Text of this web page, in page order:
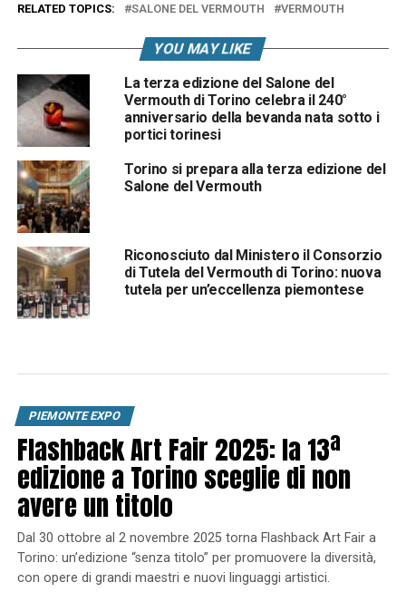
RELATED TOPICS: SALONE DEL VERMOUTH VERMOUTH
YOU MAY LIKE
La terza edizione del Salone del
Vermouth di Torino celebra il 240°
anniversario della bevanda nata sotto i
portici torinesi
Torino si prepara alla terza edizione del
Salone del Vermouth
Riconosciuto dal Ministero il Consorzio
di Tutela del Vermouth di Torino: nuova
tutela per un’eccellenza piemontese
PIEMONTE EXPO
Flashback Art Fair 2025: la 13ª
edizione a Torino sceglie di non
avere un titolo
Dal 30 ottobre al 2 novembre 2025 torna Flashback Art Fair a
Torino: un’edizione “senza titolo” per promuovere la diversità,
con opere di grandi maestri e nuovi linguaggi artistici.